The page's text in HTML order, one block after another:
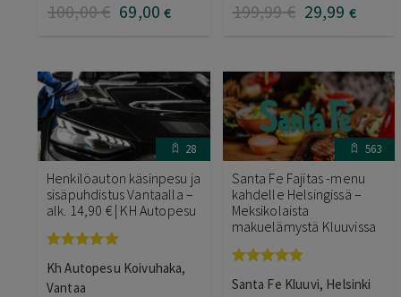
100,00€ 69,00 € 199,99€ 29,99 €
28
Henkilöauton käsinpesu ja
sisäpuhdistus Vantaalla –
alk. 14,90 € | KH Autopesu
tuotteesta:
5.00 / 5
Kh Autopesu Koivuhaka,
Vantaa
563
Santa Fe Fajitas -menu
kahdelle Helsingissä –
Meksikolaista
makuelämystä Kluuvissa
tuotteesta:
Santa Fe Kluuvi, Helsinki